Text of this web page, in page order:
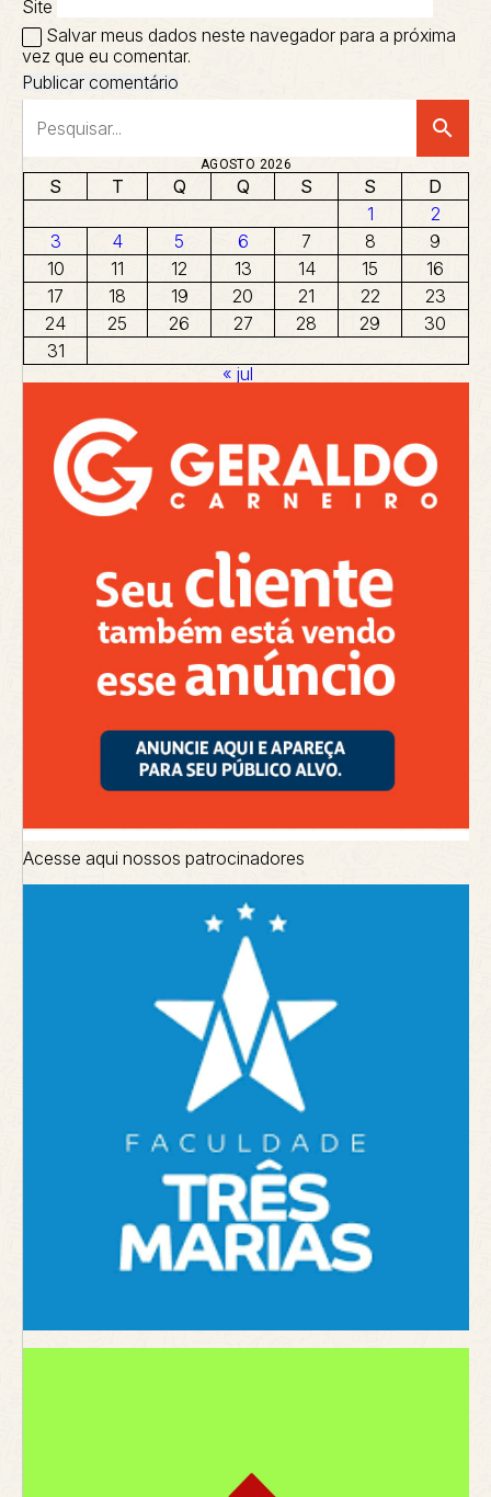
Site
Salvar meus dados neste navegador para a próxima
vez que eu comentar.
search
AGOSTO 2026
S T Q Q S S
D
1
2
3
4 5 6 7 8
9
10
11 12 13 14 15
16
17
18 19 20 21 22
23
24
25 26 27 28 29
30
31
« jul
Acesse aqui nossos patrocinadores